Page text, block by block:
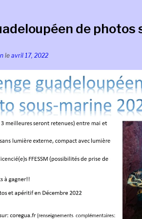
de photos
le avril 17, 2022